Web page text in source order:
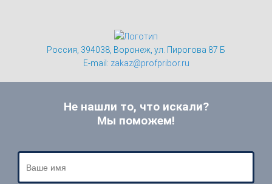
Россия, 394038, Воронеж, ул. Пирогова 87 Б
E-mail: zakaz@profpribor.ru
Не нашли то, что искали?
Мы поможем!